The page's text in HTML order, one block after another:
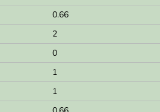
0.66
2
0
1
1